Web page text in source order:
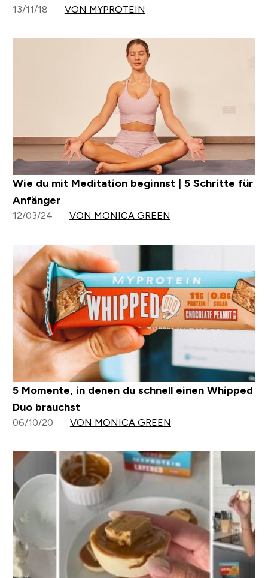
13/11/18 VON MYPROTEIN
Wie du mit Meditation beginnst | 5 Schritte für
Anfänger
12/03/24 VON MONICA GREEN
5 Momente, in denen du schnell einen Whipped
Duo brauchst
06/10/20 VON MONICA GREEN